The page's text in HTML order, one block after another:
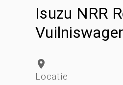
Isuzu NRR
Locatie